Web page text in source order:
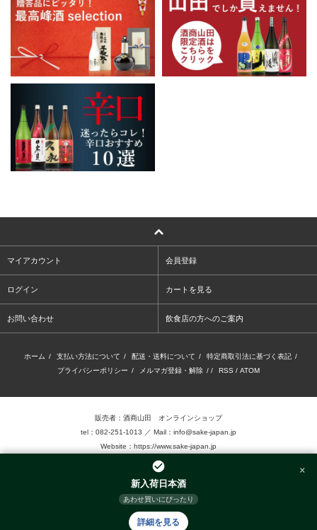
×
新入荷日本酒
あわせ買いにぴったり
詳細を見る
マイアカウント 会員登録
ログイン カートを見る
お問い合わせ 飲食店の方へのご案内
ホーム / 支払い方法について / 配送・送料について / 特定商取引法に基づく表記 /
プライバシーポリシー / メルマガ登録・解除 / / RSS / ATOM
販売者：酒商山田 オンラインショップ
tel：082-251-1013 ／ Mail：info@sake-japan.jp
Website： https://www.sake-japan.jp
未成年者の飲酒は、法律で禁じられています。
当店では、20歳以上の年齢であることを確認 できない場合、お酒を販売致しません。
©2016.Sake-Show Yamada Inc. Allrights reserved.